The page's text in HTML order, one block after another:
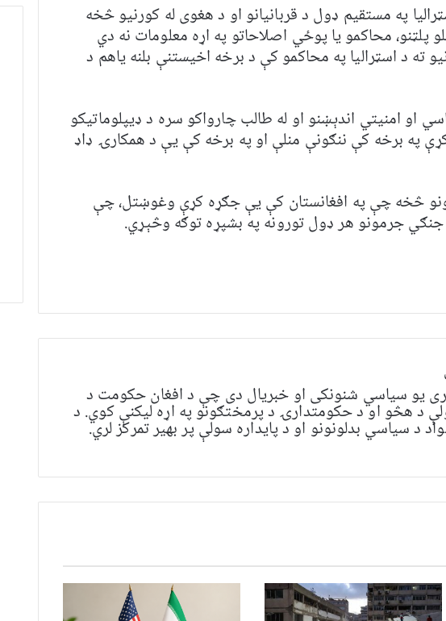
په مستقیم ډول د قربانیانو او د هغوی له کورنیو څخه
پلټنو، محاکمو یا پوځي اصلاحاتو په اړه معلومات نه دي
ته د اسټرالیا په محاکمو کې د برخه اخیستنې بلنه یاهم د
او امنیتي اندېښنو او له طالب چارواکو سره د ډیپلوماتیکو
په برخه کې ننګونې منلې او په برخه کې یې د همکارۍ ډاډ
څخه چې په افغانستان کې یې جګړه کړې وغوښتل، چې
جنګي جرمونو هر ډول تورونه په بشپړه توګه وڅېړي.
یو سياسي شنونکی او خبریال دی چې د افغان حکومت د
د هڅو او د حکومتدارۍ د پرمختګونو په اړه لیکنې کوي. د
د سیاسي بدلونونو او د پایداره سولې پر بهیر تمرکز لري.